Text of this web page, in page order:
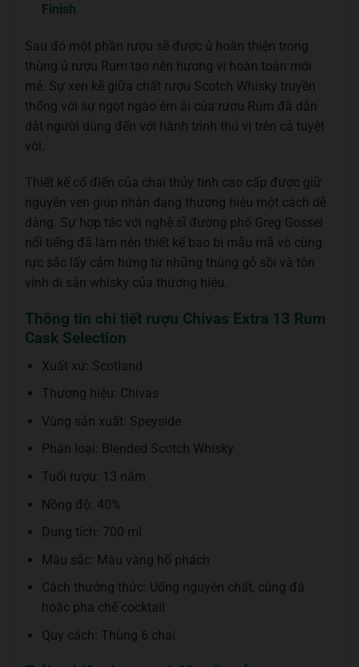
Finish
Sau đó một phần rượu sẽ được ủ hoàn thiện trong
thùng ủ rượu Rum tạo nên hương vị hoàn toàn mới
mẻ. Sự xen kẽ giữa chất rượu Scotch Whisky truyền
thống với sự ngọt ngào êm ái của rượu Rum đã dẫn
dắt người dùng đến với hành trình thú vị trên cả tuyệt
vời.
Thiết kế cổ điển của chai thủy tinh cao cấp được giữ
nguyên vẹn giúp nhận dạng thương hiệu một cách dễ
dàng. Sự hợp tác với nghệ sĩ đường phố Greg Gossel
nổi tiếng đã làm nên thiết kế bao bì mẫu mã vô cùng
rực sắc lấy cảm hứng từ những thùng gỗ sồi và tôn
vinh di sản whisky của thương hiệu.
Thông tin chi tiết rượu Chivas Extra 13 Rum
Cask Selection
Xuất xứ: Scotland
Thương hiệu: Chivas
Vùng sản xuất: Speyside
Phân loại: Blended Scotch Whisky
Tuổi rượu: 13 năm
Nồng độ: 40%
Dung tích: 700 ml
Màu sắc: Màu vàng hổ phách
Cách thưởng thức: Uống nguyên chất, cùng đá
hoặc pha chế cocktail
Quy cách: Thùng 6 chai